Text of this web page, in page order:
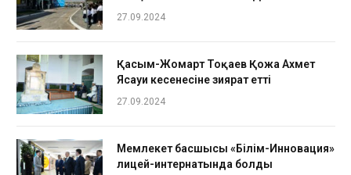
27.09.2024
Қасым-Жомарт Тоқаев Қожа Ахмет
Ясауи кесенесіне зиярат етті
27.09.2024
Мемлекет басшысы «Білім-Инновация»
лицей-интернатында болды